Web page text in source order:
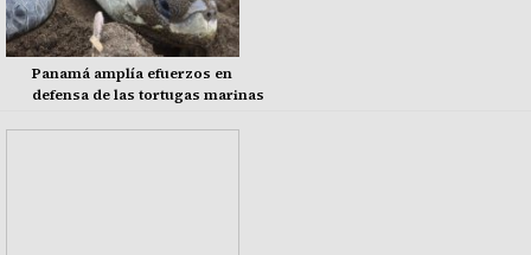
Panamá amplía efuerzos en
defensa de las tortugas marinas